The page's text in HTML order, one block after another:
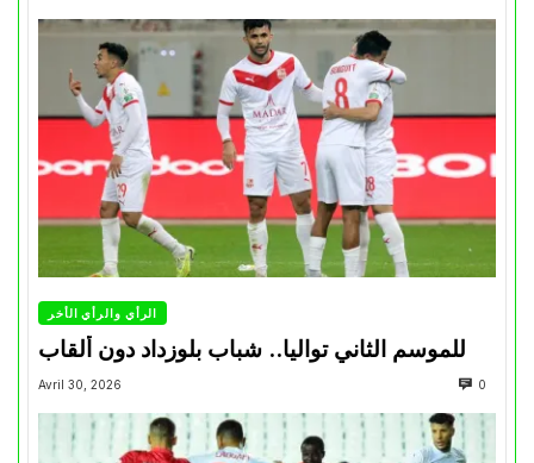
الرأي والرأي الأخر
للموسم الثاني تواليا.. شباب بلوزداد دون ألقاب
Avril 30, 2026 0